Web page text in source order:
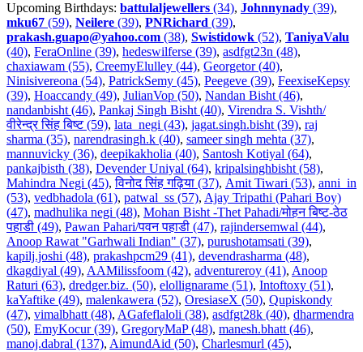
Upcoming Birthdays: battulaljewellers (34), Johnnynady (39),
mku67 (59), Neilere (39), PNRichard (39),
prakash.guapo@yahoo.com (38), Swistidowk (52), TaniyaValu
(40), FeraOnline (39), hedeswilferse (39), asdfgt23n (48),
chaxiawam (55), CreemyElulley (44), Georgetor (40),
Ninisivereona (54), PatrickSemy (45), Peegeve (39), FeexiseKepsy
(39), Hoaccandy (49), JulianVop (50), Nandan Bisht (46),
nandanbisht (46), Pankaj Singh Bisht (40), Virendra S. Vishth/
वीरेन्द्र सिंह बिष्ट (59), lata_negi (43), jagat.singh.bisht (39), raj
sharma (35), narendrasingh.k (40), sameer singh mehta (37),
mannuvicky (36), deepikakholia (40), Santosh Kotiyal (64),
pankajbisth (38), Devender Uniyal (64), kripalsinghbisht (58),
Mahindra Negi (45),विनोद सिंह गढ़िया (37), Amit Tiwari (53), anni_in
(53), vedbhadola (61), patwal_ss (57), Ajay Tripathi (Pahari Boy)
(47), madhulika negi (48), Mohan Bisht -Thet Pahadi/मोहन बिष्ट-ठेठ
पहाडी (49), Pawan Pahari/पवन पहाडी (47), rajindersemwal (44),
Anoop Rawat "Garhwali Indian" (37), purushotamsati (39),
kapilj.joshi (48), prakashpcm29 (41), devendrasharma (48),
dkagdiyal (49), AAMilissfoom (42), adventureroy (41), Anoop
Raturi (63), dredger.biz. (50), elollignarame (51), Intoftoxy (51),
kaYaftike (49), malenkawera (52), OresiaseX (50), Qupiskondy
(47), vimalbhatt (48), AGafeflaloli (38), asdfgt28k (40), dharmendra
(50), EmyKocur (39), GregoryMaP (48), manesh.bhatt (46),
manoj.dabral (137), AimundAid (50), Charlesmurl (45),